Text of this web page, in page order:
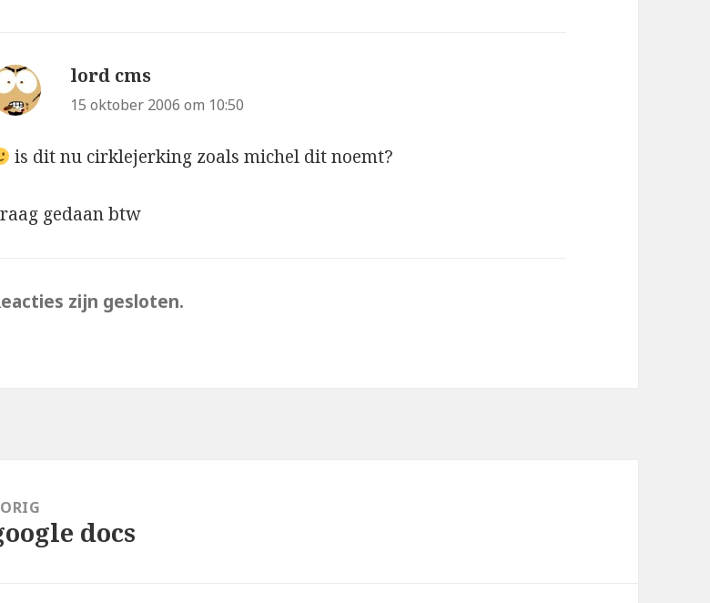
lord cms
15 oktober 2006 om 10:50
is dit nu cirklejerking zoals michel dit noemt?
gedaan btw
zijn gesloten.
docs